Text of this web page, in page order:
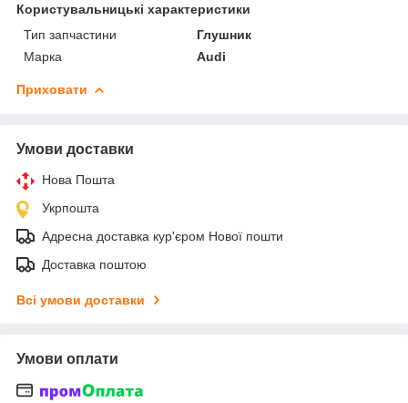
Користувальницькі характеристики
Тип запчастини
Глушник
Марка
Audi
Приховати
Умови доставки
Нова Пошта
Укрпошта
Адресна доставка кур'єром Нової пошти
Доставка поштою
Всі умови доставки
Умови оплати